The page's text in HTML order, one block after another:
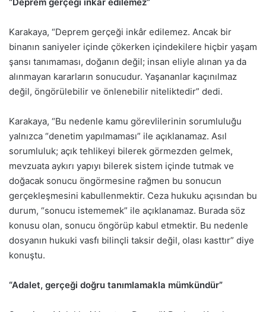
Karakaya, “Deprem gerçeği inkâr edilemez. Ancak bir
binanın saniyeler içinde çökerken içindekilere hiçbir yaşam
şansı tanımaması, doğanın değil; insan eliyle alınan ya da
alınmayan kararların sonucudur. Yaşananlar kaçınılmaz
değil, öngörülebilir ve önlenebilir niteliktedir” dedi.
Karakaya, “Bu nedenle kamu görevlilerinin sorumluluğu
yalnızca “denetim yapılmaması” ile açıklanamaz. Asıl
sorumluluk; açık tehlikeyi bilerek görmezden gelmek,
mevzuata aykırı yapıyı bilerek sistem içinde tutmak ve
doğacak sonucu öngörmesine rağmen bu sonucun
gerçekleşmesini kabullenmektir. Ceza hukuku açısından bu
durum, “sonucu istememek” ile açıklanamaz. Burada söz
konusu olan, sonucu öngörüp kabul etmektir. Bu nedenle
dosyanın hukuki vasfı bilinçli taksir değil, olası kasttır” diye
konuştu.
“Adalet, gerçeği doğru tanımlamakla mümkündür”